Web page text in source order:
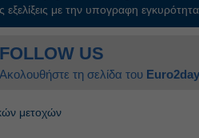
εξελίξεις με την υπογραφη
FOLLOW US
Ακολουθήστε τη σελίδα του
μετοχών